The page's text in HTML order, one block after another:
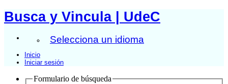
Busca y Vincula | UdeC
Selecciona un idioma
Inicio
Iniciar sesión
Formulario de búsqueda